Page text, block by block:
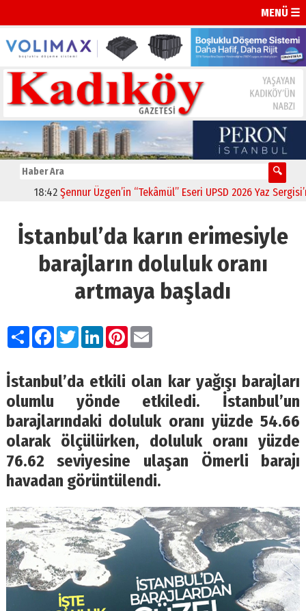
MENÜ ☰
18:42 Şennur Üzgen’in “Tekâmül” Eseri UPSD 2026 Yaz
İstanbul’da karın erimesiyle
barajların doluluk oranı
artmaya başladı
PaylaşFacebook
TwitterLinkedIn
Pinterest
Email
İstanbul’da etkili olan kar yağışı barajları
olumlu yönde etkiledi. İstanbul’un
barajlarındaki doluluk oranı yüzde 54.66
olarak ölçülürken, doluluk oranı yüzde
76.62 seviyesine ulaşan Ömerli barajı
havadan görüntülendi.